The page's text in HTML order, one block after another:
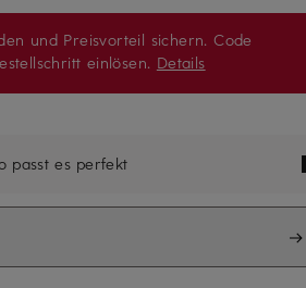
und Preisvorteil sichern. Code
einlösen. Details
passt es perfekt